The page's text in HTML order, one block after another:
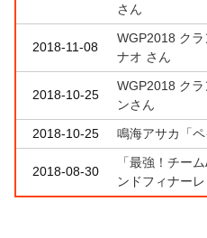
さん
2018-11-08
WGP2018 ク
ナオ さん
2018-10-25
WGP2018 ク
ンさん
2018-10-25
鳴海アサカ「ペ
2018-08-30
「最強！チー
ンドフィナーレ